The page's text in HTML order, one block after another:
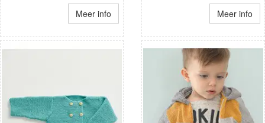
Meer info Meer info